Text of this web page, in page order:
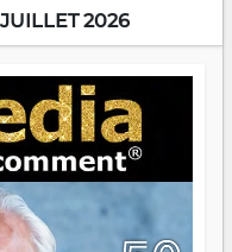
vient de décrocher le
Elia rafle le Prix
oui, on pourrait
soi satisfait. Mais ce
La fougue, ça
Une flamme sans
peut consumer. C'est
pas pour reprendre le
les récifs. Les jeunes
comme on dit. Ce
— c'est une question
2026